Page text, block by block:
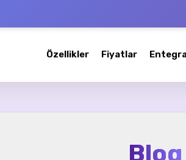
Özellikler Fiyatlar